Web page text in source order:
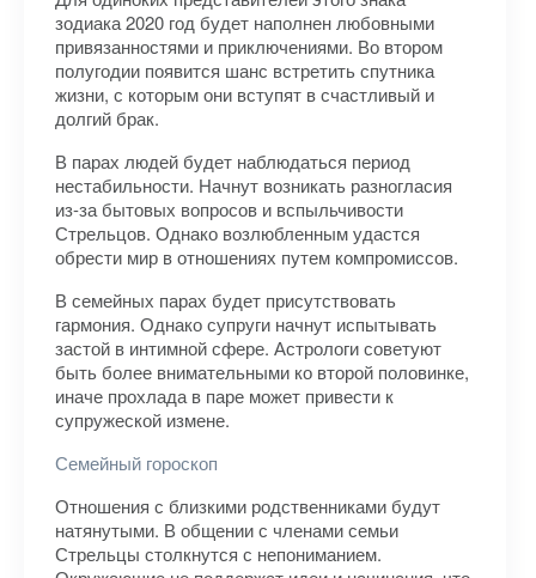
зодиака 2020 год будет наполнен любовными
привязанностями и приключениями. Во втором
полугодии появится шанс встретить спутника
жизни, с которым они вступят в счастливый и
долгий брак.
В парах людей будет наблюдаться период
нестабильности. Начнут возникать разногласия
из-за бытовых вопросов и вспыльчивости
Стрельцов. Однако возлюбленным удастся
обрести мир в отношениях путем компромиссов.
В семейных парах будет присутствовать
гармония. Однако супруги начнут испытывать
застой в интимной сфере. Астрологи советуют
быть более внимательными ко второй половинке,
иначе прохлада в паре может привести к
супружеской измене.
Семейный гороскоп
Отношения с близкими родственниками будут
натянутыми. В общении с членами семьи
Стрельцы столкнутся с непониманием.